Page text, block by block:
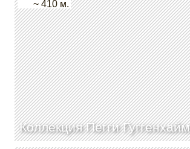
Коллекция Пегги Гуггенхайм
~ 410 м.